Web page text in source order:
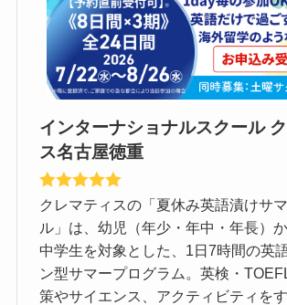
インターナショナルスクール
ス名古屋徳重
クレマティスの「夏休み英語漬けサ
ル」は、幼児（年少・年中・年長）
中学生を対象とした、1日7時間の英
ン型サマープログラム。英検・
策やサイエンス、アクティビティを